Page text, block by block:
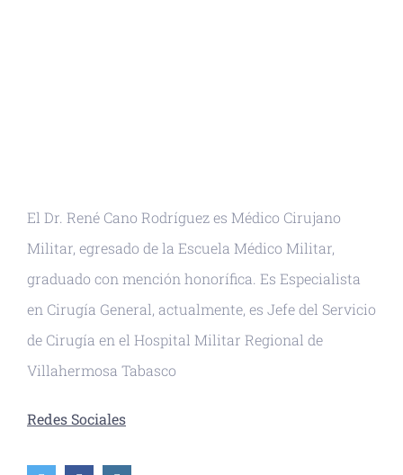
El Dr. René Cano Rodríguez es Médico Cirujano
Militar, egresado de la Escuela Médico Militar,
graduado con mención honorífica. Es Especialista
en Cirugía General, actualmente, es Jefe del Servicio
de Cirugía en el Hospital Militar Regional de
Villahermosa Tabasco
Redes Sociales